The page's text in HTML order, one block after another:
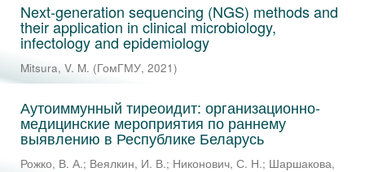
Next-generation sequencing (NGS) methods and
their application in clinical microbiology,
infectology and epidemiology
Mitsura, V. M. (ГомГМУ, 2021)
Аутоиммунный тиреоидит: организационно-
медицинские мероприятия по раннему
выявлению в Республике Беларусь
Рожко, В. А.; Веялкин, И. В.; Никонович, С. Н.; Шаршакова,